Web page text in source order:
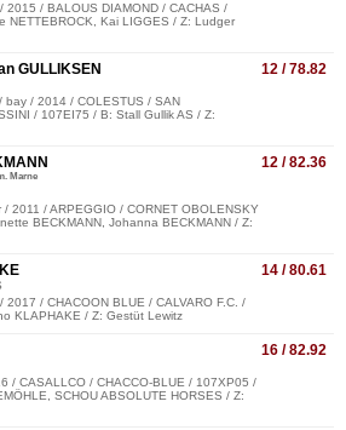
2015 / BALOUS DIAMOND / CACHAS /
NETTEBROCK, Kai LIGGES / Z: Ludger
12 / 78.82
GULLIKSEN
bay / 2014 / COLESTUS / SAN
/ 107EI75 / B: Stall Gullik AS / Z:
12 / 82.36
Marne
/ 2011 / ARPEGGIO / CORNET OBOLENSKY
BECKMANN, Johanna BECKMANN / Z:
14 / 80.61
2017 / CHACOON BLUE / CALVARO F.C. /
KLAPHAKE / Z: Gestüt Lewitz
16 / 82.92
/ CASALLCO / CHACCO-BLUE / 107XP05 /
SCHOU ABSOLUTE HORSES / Z: